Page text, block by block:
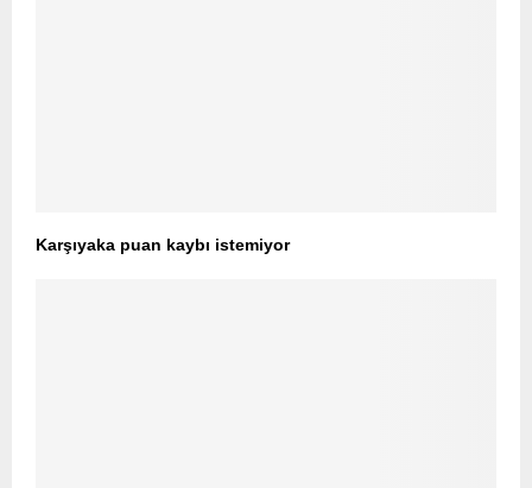
Karşıyaka puan kaybı istemiyor